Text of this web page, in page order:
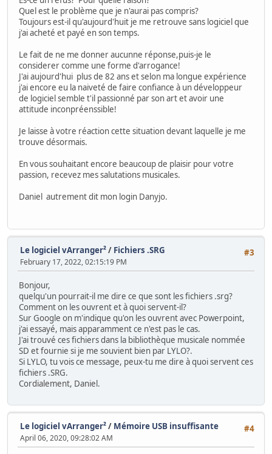
Quel est le problème que je n'aurai pas compris?
Toujours est-il qu'aujourd'huit je me retrouve sans logiciel que
j'ai acheté et payé en son temps.
Le fait de ne me donner aucunne réponse,puis-je le
considerer comme une forme d'arrogance!
J'ai aujourd'hui plus de 82 ans et selon ma longue expérience
j'ai encore eu la naiveté de faire confiance à un développeur
de logiciel semble t'il passionné par son art et avoir une
attitude inconpréenssible!
Je laisse à votre réaction cette situation devant laquelle je me
trouve désormais.
En vous souhaitant encore beaucoup de plaisir pour votre
passion, recevez mes salutations musicales.
Daniel autrement dit mon login Danyjo.
#3
Le logiciel vArranger²/ Fichiers .SRG
February 17, 2022, 02:15:19 PM
Bonjour,
quelqu'un pourrait-il me dire ce que sont les fichiers .srg?
Comment on les ouvrent et à quoi servent-il?
Sur Google on m'indique qu'on les ouvrent avec Powerpoint,
j'ai essayé, mais apparamment ce n'est pas le cas.
J'ai trouvé ces fichiers dans la bibliothèque musicale nommée
SD et fournie si je me souvient bien par LYLO?.
Si LYLO, tu vois ce message, peux-tu me dire à quoi servent ces
fichiers .SRG.
Cordialement, Daniel.
#4
Le logiciel vArranger²/ Mémoire USB insuffisante
April 06, 2020, 09:28:02 AM